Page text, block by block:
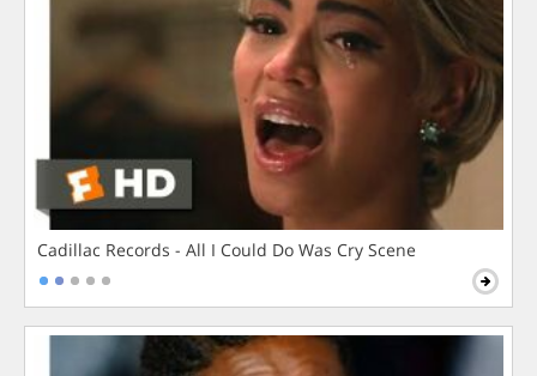
Cadillac Records - All I Could Do Was Cry Scene